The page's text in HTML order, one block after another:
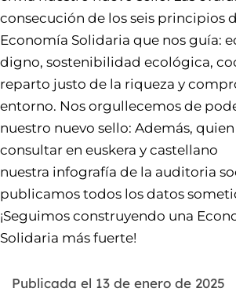
consecución de los seis principios
Economía Solidaria que nos guía:
digno, sostenibilidad ecológica,
reparto justo de la riqueza y
entorno. Nos orgullecemos de
nuestro nuevo sello: Además,
consultar en euskera y castellano
nuestra infografía de la auditoria
publicamos todos los datos
¡Seguimos construyendo una
Solidaria más fuerte!
Publicada el 13 de enero de 2025